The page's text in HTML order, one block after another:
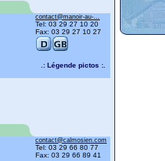
contact@manoir-au-...
Tel: 03 29 27 10 20
Fax: 03 29 27 10 27
.: Légende pictos :.
contact@calmosien.com
Tel: 03 29 66 80 77
Fax: 03 29 66 89 41